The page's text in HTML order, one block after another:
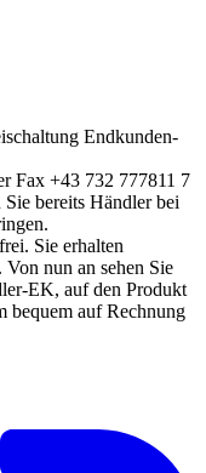
Endkunden-
Fax +43 732 777811 7
Sie bereits Händler bei
Sie erhalten
nun an sehen Sie
EK, auf den Produkt
bequem auf Rechnung